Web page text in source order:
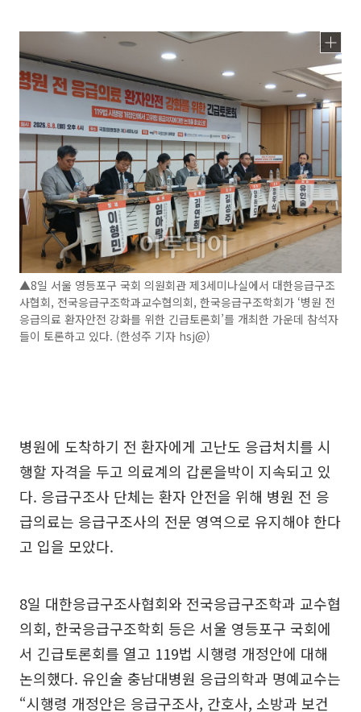
▲8일 서울 영등포구 국회 의원회관 제3세미나실에서 대한응급구조
사협회, 전국응급구조학과교수협의회, 한국응급구조학회가 ‘병원 전
응급의료 환자안전 강화를 위한 긴급토론회’를 개최한 가운데 참석자
들이 토론하고 있다. (한성주 기자 hsj@)
병원에 도착하기 전 환자에게 고난도 응급처치를 시
행할 자격을 두고 의료계의 갑론을박이 지속되고 있
다. 응급구조사 단체는 환자 안전을 위해 병원 전 응
급의료는 응급구조사의 전문 영역으로 유지해야 한다
고 입을 모았다.
8일 대한응급구조사협회와 전국응급구조학과 교수협
의회, 한국응급구조학회 등은 서울 영등포구 국회에
서 긴급토론회를 열고 119법 시행령 개정안에 대해
논의했다. 유인술 충남대병원 응급의학과 명예교수는
“시행령 개정안은 응급구조사, 간호사, 소방과 보건